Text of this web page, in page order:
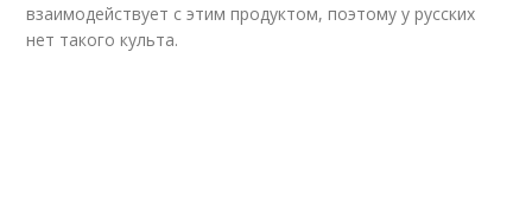
взаимодействует с этим продуктом, поэтому у русских
нет такого культа.